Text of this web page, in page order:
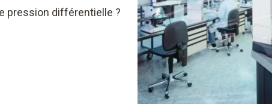
pression différentielle ?